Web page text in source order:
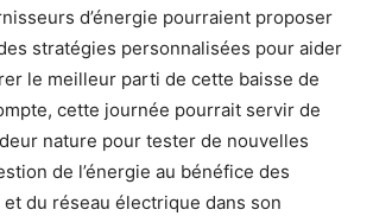
d’énergie pourraient proposer
stratégies personnalisées pour aider
le meilleur parti de cette baisse de
cette journée pourrait servir de
nature pour tester de nouvelles
de l’énergie au bénéfice des
du réseau électrique dans son